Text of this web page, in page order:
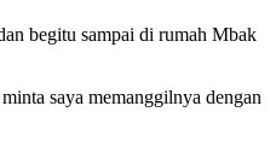
begitu sampai di rumah Mbak
saya memanggilnya dengan